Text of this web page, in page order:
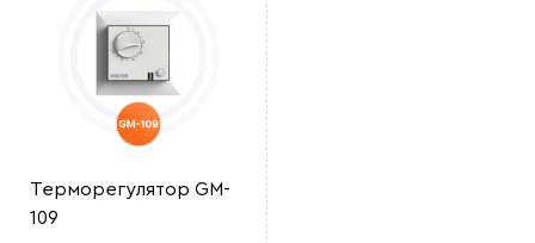
Терморегулятор GM-
109